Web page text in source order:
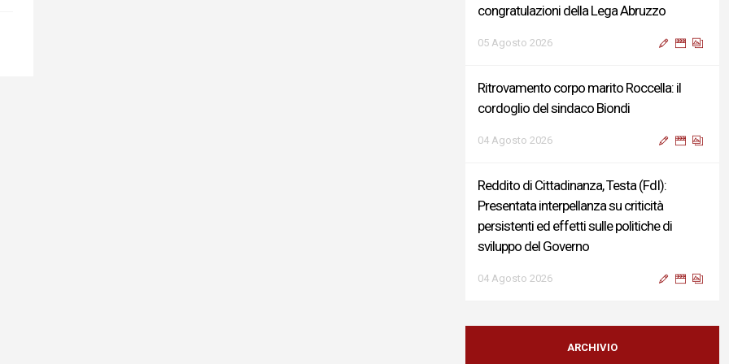
congratulazioni della Lega Abruzzo
05 Agosto 2026
Ritrovamento corpo marito Roccella: il
cordoglio del sindaco Biondi
04 Agosto 2026
Reddito di Cittadinanza, Testa (FdI):
Presentata interpellanza su criticità
persistenti ed effetti sulle politiche di
sviluppo del Governo
04 Agosto 2026
Sigismondi, Liris e Testa: “Profondo
cordoglio e vicinanza al Ministro Roccella e
ARCHIVIO